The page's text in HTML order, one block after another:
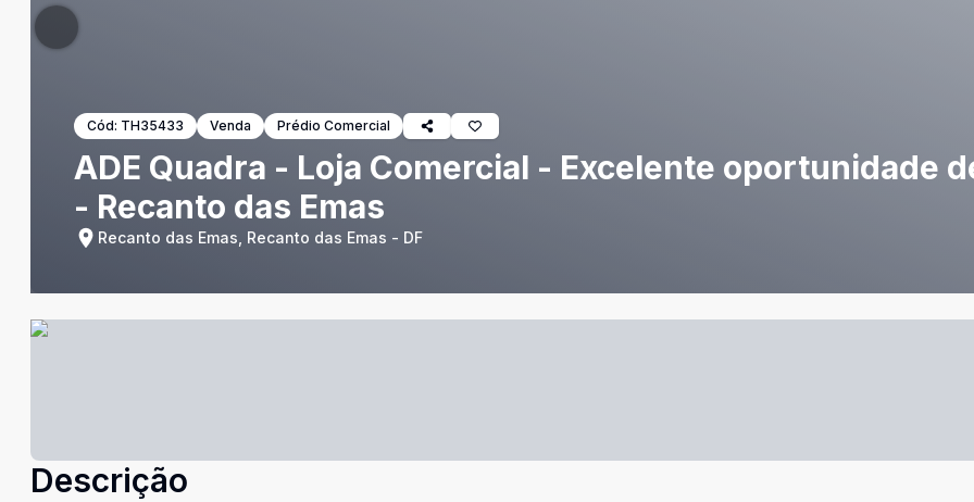
Cód: TH35433 Venda Prédio Comercial
ADE Quadra - Loja Comercial - Excelente oportunidade
- Recanto das Emas
Recanto das Emas, Recanto das Emas - DF
Descrição